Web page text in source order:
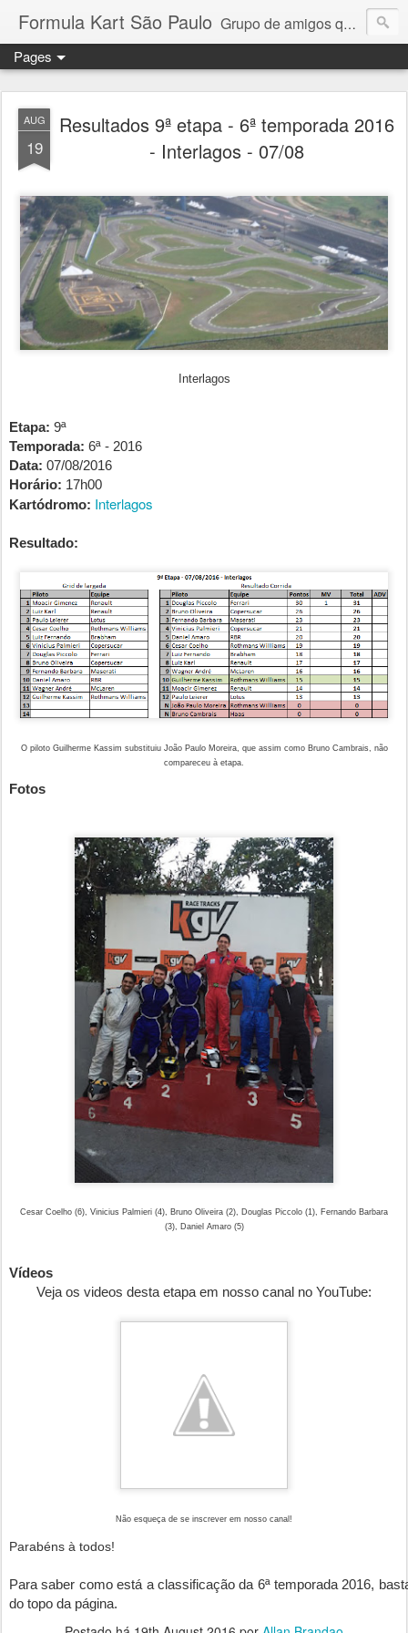
Formula Kart São Paulo Grupo de amigos que adoram pilotar e se reúnem uma vez por mês para a disputa de um campeonato competitivo e amigável. Granja Viana, Interlagos, Paulínia e Aldeia da Serra. Troféus e medalhas em todas as etapas para os 6 primeiros colocados + pole position e volta mais rápida da prova. Campeonato por pilotos e por equipe com troféus para os 3 primeiros + cada piloto da equipe campeã. Medalhas para todos os participantes.
Pages
AUG
19
Resultados 9ª etapa - 6ª temporada 2016
- Interlagos - 07/08
Interlagos
Etapa: 9ª
Temporada: 6ª - 2016
Data: 07/08/2016
Horário: 17h00
Kartódromo: Interlagos
Resultado:
O piloto Guilherme Kassim substituiu João Paulo Moreira, que assim como Bruno Cambrais, não
compareceu à etapa.
Fotos
Cesar Coelho (6), Vinicius Palmieri (4), Bruno Oliveira (2), Douglas Piccolo (1), Fernando Barbara
(3), Daniel Amaro (5)
Vídeos
Veja os videos desta etapa em nosso canal no YouTube:
Não esqueça de se inscrever em nosso canal!
Parabéns à todos!
Para saber como está a classificação da 6ª temporada 2016,
do topo da página.